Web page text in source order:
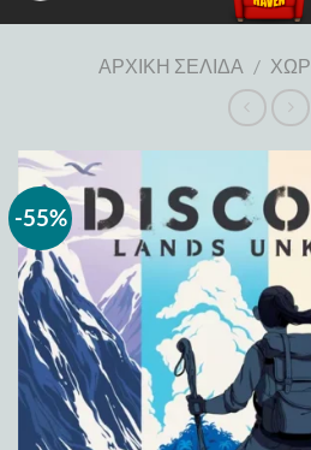
ΑΡΧΙΚΉ ΣΕΛΊΔΑ /
-55%